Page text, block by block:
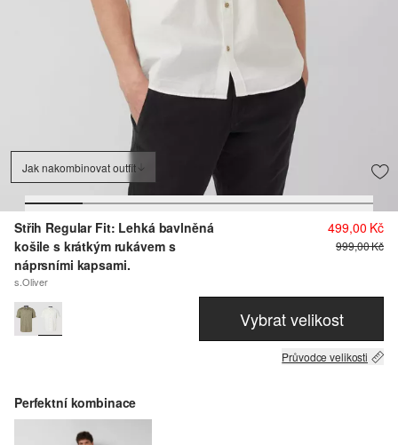
Jak nakombinovat outfit
Střih Regular Fit: Lehká bavlněná
košile s krátkým rukávem s
náprsními kapsami.
s.Oliver
499,00 Kč
999,00 Kč
Vybrat velikost
Průvodce velikosti
Perfektní kombinace